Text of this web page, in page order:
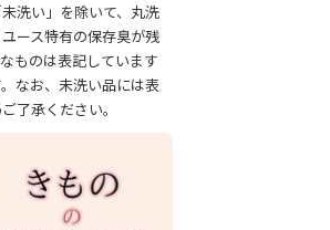
洗い」を除いて、丸洗
ース特有の保存臭が残
ものは表記しています
なお、未洗い品には表
了承ください。